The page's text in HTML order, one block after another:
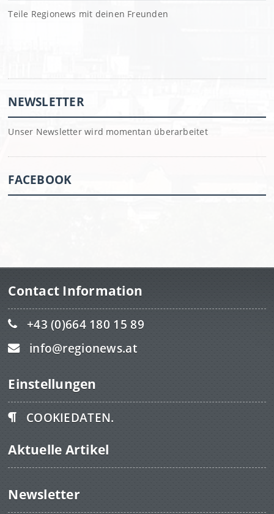
Teile Regionews mit deinen Freunden
NEWSLETTER
Unser Newsletter wird momentan überarbeitet
FACEBOOK
Contact Information
+43 (0)664 180 15 89
info@regionews.at
Einstellungen
COOKIEDATEN.
Aktuelle Artikel
Newsletter